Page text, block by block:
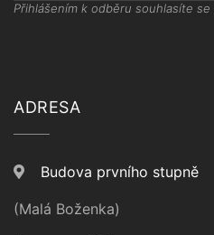
Přihlášením k odběru souhlasíte se
ADRESA
Budova prvního stupně
(Malá Boženka)